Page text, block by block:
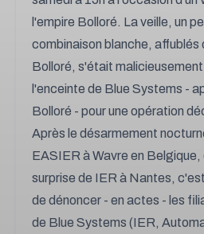
l'empire Bolloré. La veille, un
combinaison blanche, affublés
Bolloré, s'était
l'enceinte de Blue Systems -
Bolloré - pour une opération
Après le désarmement
EASIER à Wavre en
surprise de IER à Nantes,
de dénoncer - en actes - les
de Blue Systems (IER,